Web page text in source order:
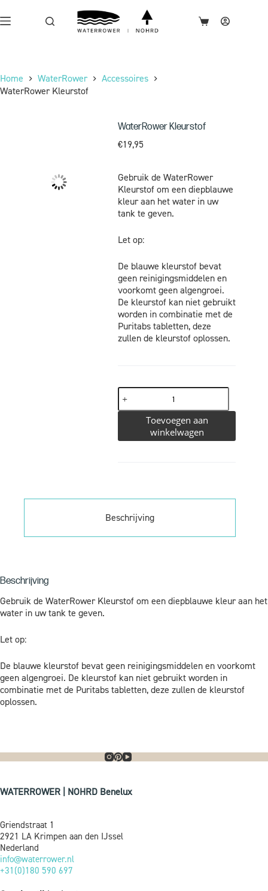
Home WaterRower
Accessoires
WaterRower Kleurstof
WaterRower Kleurstof
€19,95
Gebruik de WaterRower
Kleurstof om een ​​diepblauwe
kleur aan het water in uw
tank te geven.
Let op:
De blauwe kleurstof bevat
geen reinigingsmiddelen en
voorkomt geen algengroei.
De kleurstof kan niet gebruikt
worden in combinatie met de
Puritabs tabletten, deze
zullen de kleurstof oplossen.
Toevoegen aan
winkelwagen
Beschrijving
Beschrijving
Gebruik de WaterRower Kleurstof om een ​​diepblauwe kleur aan het
water in uw tank te geven.
Let op:
De blauwe kleurstof bevat geen reinigingsmiddelen en voorkomt
geen algengroei. De kleurstof kan niet gebruikt worden in
combinatie met de Puritabs tabletten, deze zullen de kleurstof
oplossen.
WATERROWER | NOHRD Benelux
Griendstraat 1
2921 LA Krimpen aan den IJssel
Nederland
info@waterrower.nl
+31(0)180 590 697